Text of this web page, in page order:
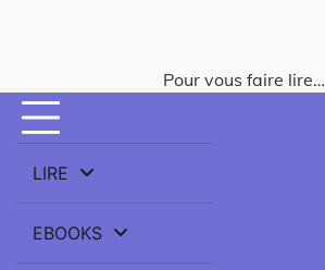
Pour vous faire lire…
LIRE
EBOOKS